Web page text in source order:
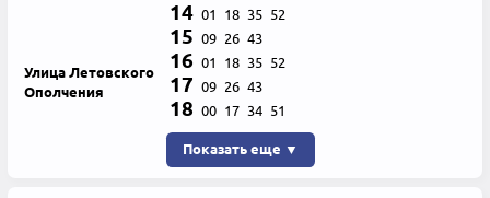
Улица Летовского
Ополчения
14 01 18 35 52
15 09 26 43
16 01 18 35 52
17 09 26 43
18 00 17 34 51
Показать еще ▼